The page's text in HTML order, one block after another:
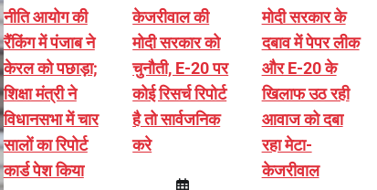
नीति आयोग की
रैंकिंग में पंजाब ने
केरल को पछाड़ा;
शिक्षा मंत्री ने
विधानसभा में चार
सालों का रिपोर्ट
कार्ड पेश किया
केजरीवाल की
मोदी सरकार को
चुनौती, E-20 पर
कोई रिसर्च रिपोर्ट
है तो सार्वजनिक
करे
मोदी सरकार के
दबाव में पेपर लीक
और E-20 के
खिलाफ उठ रही
आवाज को दबा
रहा मेटा-
केजरीवाल